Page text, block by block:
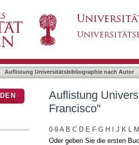
Auflistung Universitätsbibliographie nach Autor
Auflistung
Francisco"
0-9 A B C D E F G H J K L M
Oder geben Sie die ersten